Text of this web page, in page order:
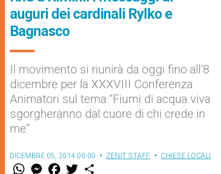
auguri dei cardinali Rylko e
Bagnasco
Il movimento si riunirà da oggi fino all’8
dicembre per la XXXVIII Conferenza
Animatori sul tema “Fiumi di acqua viva
sgorgheranno dal cuore di chi crede in
me”
DICEMBRE 05, 2014 00:00 ZENIT STAFF CHIESE LOCALI
W M F